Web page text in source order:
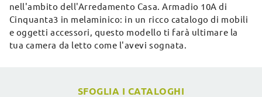
nell'ambito dell'Arredamento Casa. Armadio 10A di
Cinquanta3 in melaminico: in un ricco catalogo di mobili
e oggetti accessori, questo modello ti farà ultimare la
tua camera da letto come l'avevi sognata.
SFOGLIA I CATALOGHI